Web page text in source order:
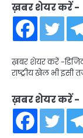
ख़बर शेयर करें -
ख़बर शेयर करें -
राष्ट्रीय खेल भी इसी
ख़बर शेयर करें -